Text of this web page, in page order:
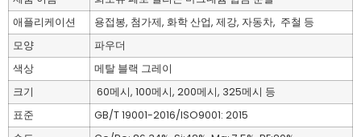
애플리케이션
용접봉, 첨가제, 화학 산업, 제강, 자동차, 주철 등
모양
파우더
색상
메탈 블랙 그레이
크기
60메시, 100메시, 200메시, 325메시 등
표준
GB/T 19001-2016/ISO9001: 2015